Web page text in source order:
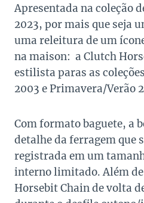
Apresentada na coleção
2023, por mais que seja
uma releitura de um
na maison: a Clutch
estilista paras as
2003 e Primavera/Verão
Com formato baguete, a
detalhe da ferragem que
registrada em um
interno limitado. Além
Horsebit Chain de volta